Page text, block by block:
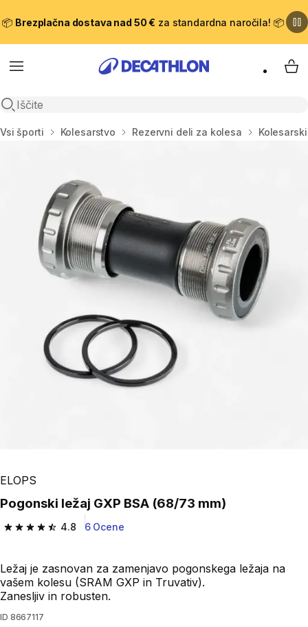
📦 Brezplačna dostava nad 50 € za standardna naročila! 📦
Meni
Odpri iskanje
Domov
Vsi športi Kolesarstvo Rezervni deli za kolesa
ELOPS
Pogonski ležaj GXP BSA (68/73 mm)
4.8
4.8 od 5 zvezdic from 6 ocene
6 Ocene
Ležaj je zasnovan za zamenjavo pogonskega ležaja na
vašem kolesu (SRAM GXP in Truvativ).
Zanesljiv in robusten.
ID 8667117